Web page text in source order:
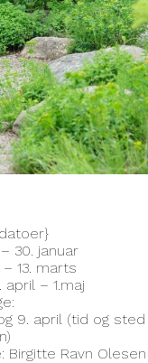
30. januar
13. marts
– 1.maj
9. april (tid og
Birgitte Ravn